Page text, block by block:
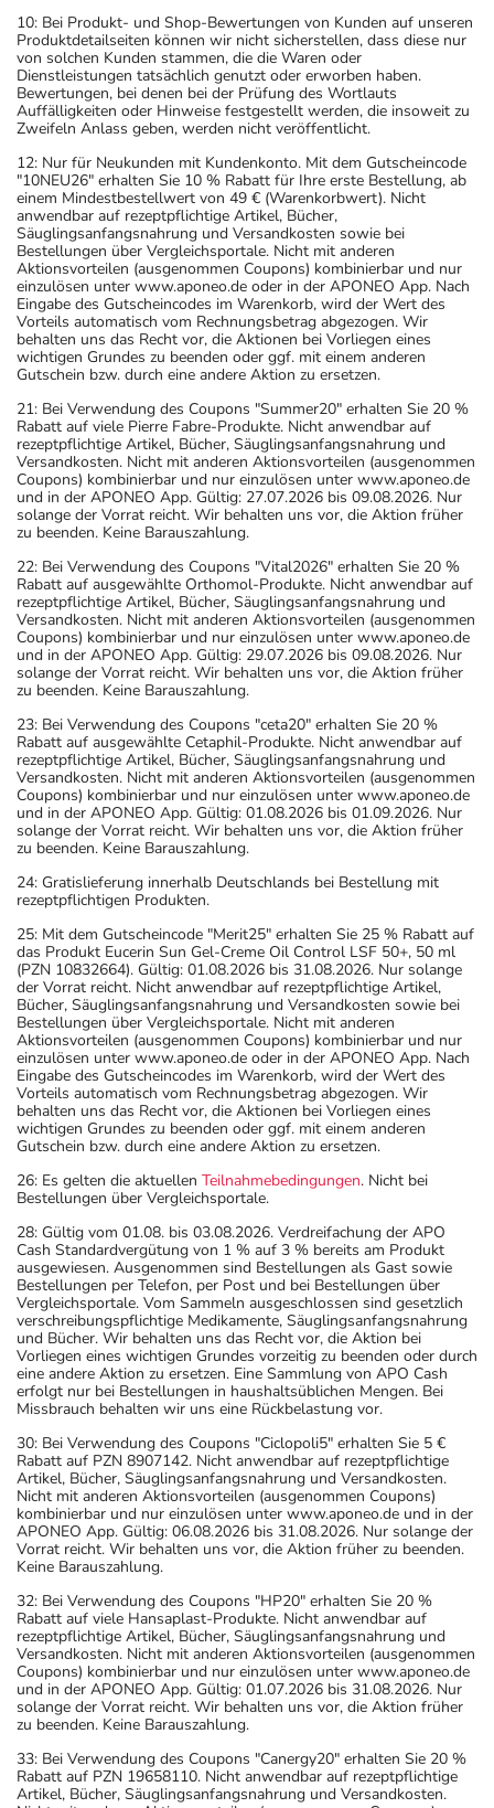
10: Bei Produkt- und Shop-Bewertungen von Kunden auf unseren
Produktdetailseiten können wir nicht sicherstellen, dass diese nur
von solchen Kunden stammen, die die Waren oder
Dienstleistungen tatsächlich genutzt oder erworben haben.
Bewertungen, bei denen bei der Prüfung des Wortlauts
Auffälligkeiten oder Hinweise festgestellt werden, die insoweit zu
Zweifeln Anlass geben, werden nicht veröffentlicht.
12: Nur für Neukunden mit Kundenkonto. Mit dem Gutscheincode
"10NEU26" erhalten Sie 10 % Rabatt für Ihre erste Bestellung, ab
einem Mindestbestellwert von 49 € (Warenkorbwert). Nicht
anwendbar auf rezeptpflichtige Artikel, Bücher,
Säuglingsanfangsnahrung und Versandkosten sowie bei
Bestellungen über Vergleichsportale. Nicht mit anderen
Aktionsvorteilen (ausgenommen Coupons) kombinierbar und nur
einzulösen unter www.aponeo.de oder in der APONEO App. Nach
Eingabe des Gutscheincodes im Warenkorb, wird der Wert des
Vorteils automatisch vom Rechnungsbetrag abgezogen. Wir
behalten uns das Recht vor, die Aktionen bei Vorliegen eines
wichtigen Grundes zu beenden oder ggf. mit einem anderen
Gutschein bzw. durch eine andere Aktion zu ersetzen.
21: Bei Verwendung des Coupons "Summer20" erhalten Sie 20 %
Rabatt auf viele Pierre Fabre-Produkte. Nicht anwendbar auf
rezeptpflichtige Artikel, Bücher, Säuglingsanfangsnahrung und
Versandkosten. Nicht mit anderen Aktionsvorteilen (ausgenommen
Coupons) kombinierbar und nur einzulösen unter www.aponeo.de
und in der APONEO App. Gültig: 27.07.2026 bis 09.08.2026. Nur
solange der Vorrat reicht. Wir behalten uns vor, die Aktion früher
zu beenden. Keine Barauszahlung.
22: Bei Verwendung des Coupons "Vital2026" erhalten Sie 20 %
Rabatt auf ausgewählte Orthomol-Produkte. Nicht anwendbar auf
rezeptpflichtige Artikel, Bücher, Säuglingsanfangsnahrung und
Versandkosten. Nicht mit anderen Aktionsvorteilen (ausgenommen
Coupons) kombinierbar und nur einzulösen unter www.aponeo.de
und in der APONEO App. Gültig: 29.07.2026 bis 09.08.2026. Nur
solange der Vorrat reicht. Wir behalten uns vor, die Aktion früher
zu beenden. Keine Barauszahlung.
23: Bei Verwendung des Coupons "ceta20" erhalten Sie 20 %
Rabatt auf ausgewählte Cetaphil-Produkte. Nicht anwendbar auf
rezeptpflichtige Artikel, Bücher, Säuglingsanfangsnahrung und
Versandkosten. Nicht mit anderen Aktionsvorteilen (ausgenommen
Coupons) kombinierbar und nur einzulösen unter www.aponeo.de
und in der APONEO App. Gültig: 01.08.2026 bis 01.09.2026. Nur
solange der Vorrat reicht. Wir behalten uns vor, die Aktion früher
zu beenden. Keine Barauszahlung.
24: Gratislieferung innerhalb Deutschlands bei Bestellung mit
rezeptpflichtigen Produkten.
25: Mit dem Gutscheincode "Merit25" erhalten Sie 25 % Rabatt auf
das Produkt Eucerin Sun Gel-Creme Oil Control LSF 50+, 50 ml
(PZN 10832664). Gültig: 01.08.2026 bis 31.08.2026. Nur solange
der Vorrat reicht. Nicht anwendbar auf rezeptpflichtige Artikel,
Bücher, Säuglingsanfangsnahrung und Versandkosten sowie bei
Bestellungen über Vergleichsportale. Nicht mit anderen
Aktionsvorteilen (ausgenommen Coupons) kombinierbar und nur
einzulösen unter www.aponeo.de oder in der APONEO App. Nach
Eingabe des Gutscheincodes im Warenkorb, wird der Wert des
Vorteils automatisch vom Rechnungsbetrag abgezogen. Wir
behalten uns das Recht vor, die Aktionen bei Vorliegen eines
wichtigen Grundes zu beenden oder ggf. mit einem anderen
Gutschein bzw. durch eine andere Aktion zu ersetzen.
26: Es gelten die aktuellen Teilnahmebedingungen. Nicht bei
Bestellungen über Vergleichsportale.
28: Gültig vom 01.08. bis 03.08.2026. Verdreifachung der APO
Cash Standardvergütung von 1 % auf 3 % bereits am Produkt
ausgewiesen. Ausgenommen sind Bestellungen als Gast sowie
Bestellungen per Telefon, per Post und bei Bestellungen über
Vergleichsportale. Vom Sammeln ausgeschlossen sind gesetzlich
verschreibungspflichtige Medikamente, Säuglingsanfangsnahrung
und Bücher. Wir behalten uns das Recht vor, die Aktion bei
Vorliegen eines wichtigen Grundes vorzeitig zu beenden oder durch
eine andere Aktion zu ersetzen. Eine Sammlung von APO Cash
erfolgt nur bei Bestellungen in haushaltsüblichen Mengen. Bei
Missbrauch behalten wir uns eine Rückbelastung vor.
30: Bei Verwendung des Coupons "Ciclopoli5" erhalten Sie 5 €
Rabatt auf PZN 8907142. Nicht anwendbar auf rezeptpflichtige
Artikel, Bücher, Säuglingsanfangsnahrung und Versandkosten.
Nicht mit anderen Aktionsvorteilen (ausgenommen Coupons)
kombinierbar und nur einzulösen unter www.aponeo.de und in der
APONEO App. Gültig: 06.08.2026 bis 31.08.2026. Nur solange der
Vorrat reicht. Wir behalten uns vor, die Aktion früher zu beenden.
Keine Barauszahlung.
32: Bei Verwendung des Coupons "HP20" erhalten Sie 20 %
Rabatt auf viele Hansaplast-Produkte. Nicht anwendbar auf
rezeptpflichtige Artikel, Bücher, Säuglingsanfangsnahrung und
Versandkosten. Nicht mit anderen Aktionsvorteilen (ausgenommen
Coupons) kombinierbar und nur einzulösen unter www.aponeo.de
und in der APONEO App. Gültig: 01.07.2026 bis 31.08.2026. Nur
solange der Vorrat reicht. Wir behalten uns vor, die Aktion früher
zu beenden. Keine Barauszahlung.
33: Bei Verwendung des Coupons "Canergy20" erhalten Sie 20 %
Rabatt auf PZN 19658110. Nicht anwendbar auf rezeptpflichtige
Artikel, Bücher, Säuglingsanfangsnahrung und Versandkosten.